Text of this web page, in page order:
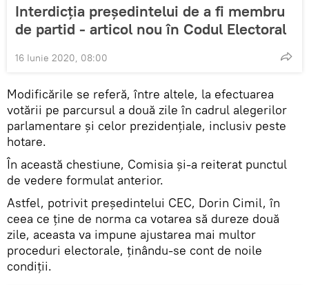
Interdicția președintelui de a fi membru
de partid - articol nou în Codul Electoral
16 Iunie 2020, 08:00
Modificările se referă, între altele, la efectuarea
votării pe parcursul a două zile în cadrul alegerilor
parlamentare și celor prezidențiale, inclusiv peste
hotare.
În această chestiune, Comisia și-a reiterat punctul
de vedere formulat anterior.
Astfel, potrivit președintelui CEC, Dorin Cimil, în
ceea ce ține de norma ca votarea să dureze două
zile, aceasta va impune ajustarea mai multor
proceduri electorale, ținându-se cont de noile
condiții.